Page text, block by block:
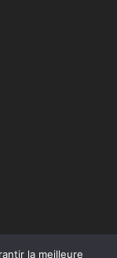
la meilleure